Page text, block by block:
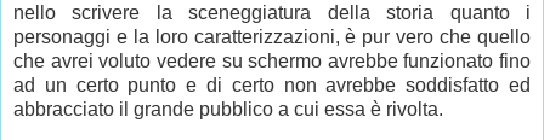
nello scrivere la sceneggiatura della storia quanto i
personaggi e la loro caratterizzazioni, è pur vero che quello
che avrei voluto vedere su schermo avrebbe funzionato fino
ad un certo punto e di certo non avrebbe soddisfatto ed
abbracciato il grande pubblico a cui essa è rivolta.